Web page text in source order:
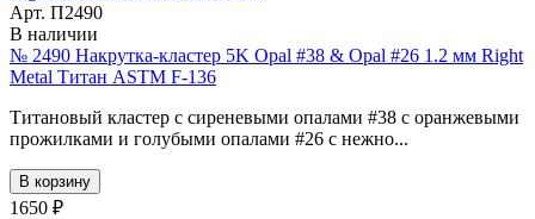
Арт. П2490
В наличии
№ 2490 Накрутка-кластер 5K Opal #38 & Opal #26 1.2 мм Right
Metal Титан ASTM F-136
Титановый кластер с сиреневыми опалами #38 с оранжевыми
прожилками и голубыми опалами #26 с нежно...
В корзину
1650 ₽